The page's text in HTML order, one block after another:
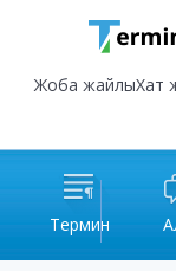
Жоба жайлыХат
Термин